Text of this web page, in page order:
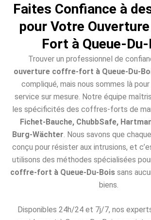
Faites Confiance à
pour Votre
Fort à Queue-
Trouver un professionnel de
ouverture coffre-fort à Queue-Du-
compliqué, mais nous sommes là
service sur mesure. Notre équipe
les spécificités des coffres-forts de
Fichet-Bauche, ChubbSafe,
Burg-Wächter . Nous savons que
conçu pour résister aux intrusions, et
utilisons des méthodes spécialisées
coffre-fort à Queue-Du-Boissans
biens.
Disponibles 24h/24 et 7j/7, nos